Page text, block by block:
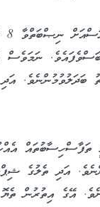
އަދި ތެލުގެ
އޭގެ އިތުރުން